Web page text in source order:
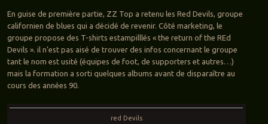
En guise de première partie, ZZ Top a retenu les Red Devils, groupe
californien de blues qui a décidé de revenir. Côté marketing, le
groupe propose des T-shirts estampilllés « the return of the REd
Devils ». il n’est pas aisé de trouver des infos concernant le groupe
tant le nom est usité (équipes de foot, de supporters et autres…)
mais la formation a sorti quelques albums avant de disparaître au
cours des années 90.
red Devils